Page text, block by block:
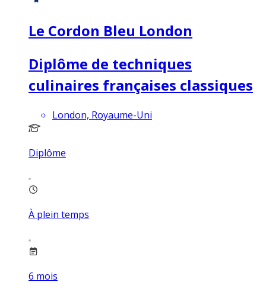
Le Cordon Bleu London
Diplôme de techniques
culinaires françaises classiques
London, Royaume-Uni
Diplôme
À plein temps
6 mois